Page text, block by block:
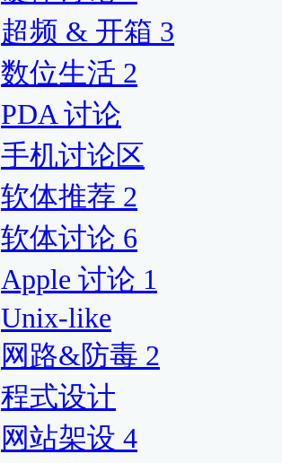
超频 & 开箱 3
数位生活 2
PDA 讨论
手机讨论区
软体推荐 2
软体讨论 6
Apple 讨论 1
Unix-like
网路&防毒 2
程式设计
网站架设 4